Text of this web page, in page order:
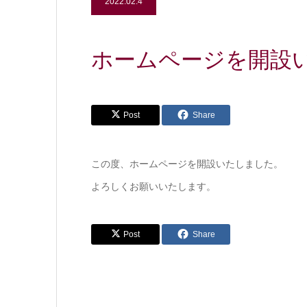
ホームページを開設
Post Share
この度、ホームページを開設いたしました。
よろしくお願いいたします。
Post Share